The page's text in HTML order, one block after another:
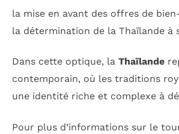
la mise en avant des offres de
la détermination de la Thaïlande à
Dans cette optique, la Thaïlande
contemporain, où les traditions
une identité riche et complexe à
Pour plus d’informations sur le